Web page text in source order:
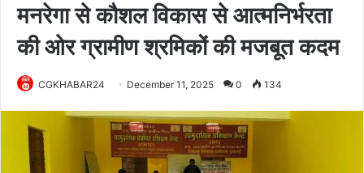
मनरेगा से कौशल विकास से आत्मनिर्भरता
की ओर ग्रामीण श्रमिकों की मजबूत कदम
CGKHABAR24 December 11, 2025 0 134